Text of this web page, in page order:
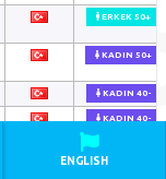
ENGLISH
ERKEK 50+
KADIN 50+
KADIN 40-
KADIN 40-